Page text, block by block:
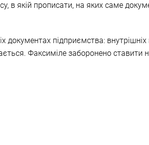
в якій прописати, на яких саме
підприємства:
Факсиміле заборонено ставити